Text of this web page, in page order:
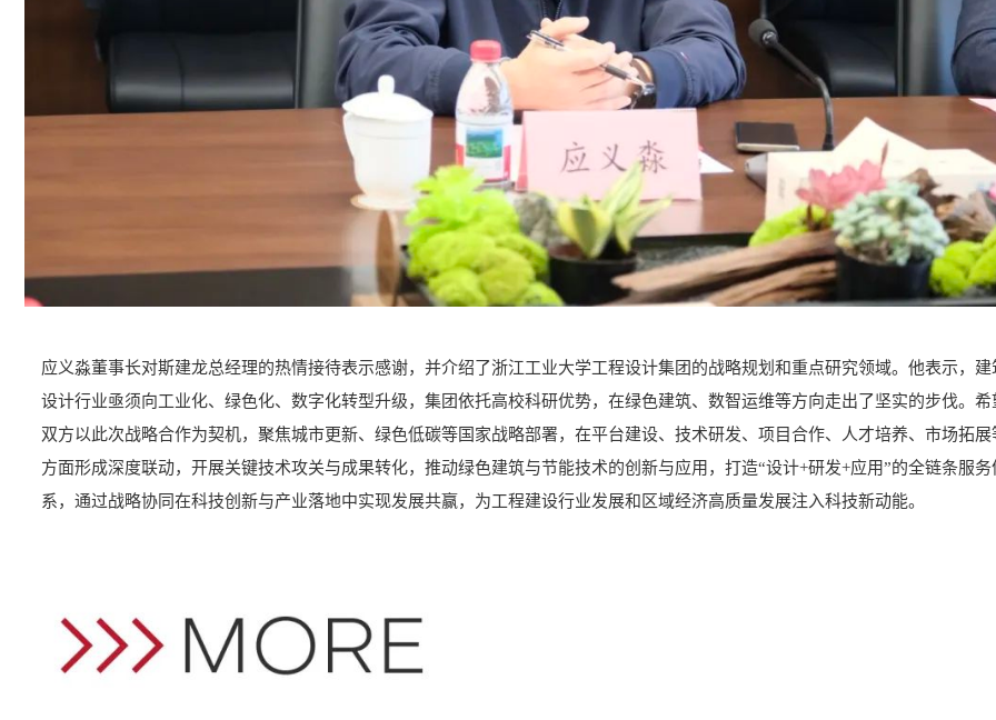
应义淼董事长对斯建龙总经理的热情接待表示感谢，并介绍了浙江工业大学工程设计集团的战略规划和重点研究领域。他表示，建
设计行业亟须向工业化、绿色化、数字化转型升级，集团依托高校科研优势，在绿色建筑、数智运维等方向走出了坚实的步伐。希
双方以此次战略合作为契机，聚焦城市更新、绿色低碳等国家战略部署，在平台建设、技术研发、项目合作、人才培养、市场拓展
方面形成深度联动，开展关键技术攻关与成果转化，推动绿色建筑与节能技术的创新与应用，打造“设计+研发+应用”的全链条服务
系，通过战略协同在科技创新与产业落地中实现发展共赢，为工程建设行业发展和区域经济高质量发展注入科技新动能。